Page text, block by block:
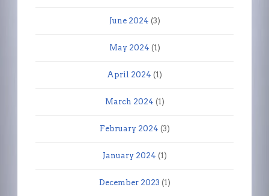
June 2024 (3)
May 2024 (1)
April 2024 (1)
March 2024 (1)
February 2024 (3)
January 2024 (1)
December 2023 (1)